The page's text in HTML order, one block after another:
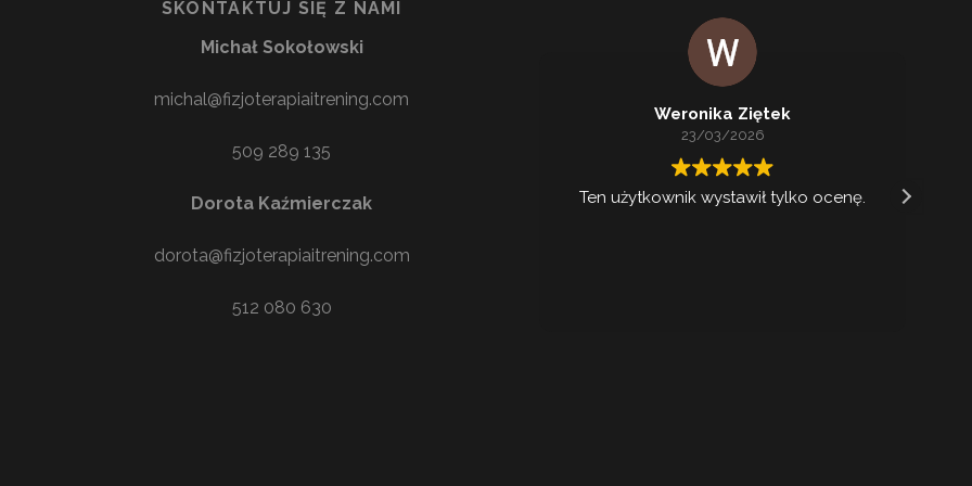
SKONTAKTUJ SIĘ Z NAMI
Michał Sokołowski
michal@fizjoterapiaitrening.com
509 289 135
Dorota Kaźmierczak
dorota@fizjoterapiaitrening.com
512 080 630
Weronika Ziętek
23/03/2026
Ten użytkownik wystawił tylko ocenę.